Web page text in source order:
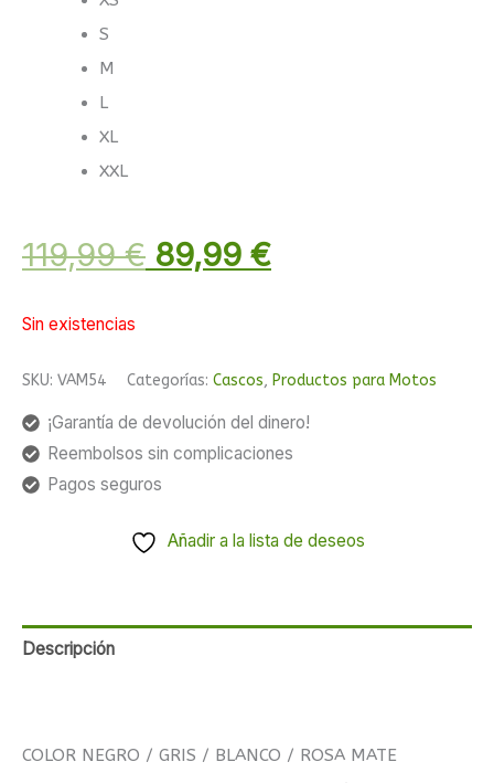
S
M
L
XL
XXL
119,99€ 89,99 €
Sin existencias
SKU: VAM54 Categorías: Cascos, Productos para Motos
¡Garantía de devolución del dinero!
Reembolsos sin complicaciones
Pagos seguros
Añadir a la lista de deseos
Descripción
COLOR NEGRO / GRIS / BLANCO / ROSA MATE